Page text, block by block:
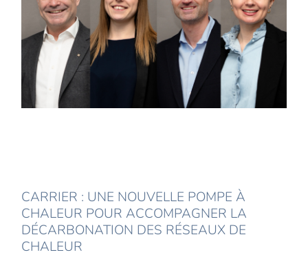
CARRIER : UNE NOUVELLE POMPE À
CHALEUR POUR ACCOMPAGNER LA
DÉCARBONATION DES RÉSEAUX DE
CHALEUR